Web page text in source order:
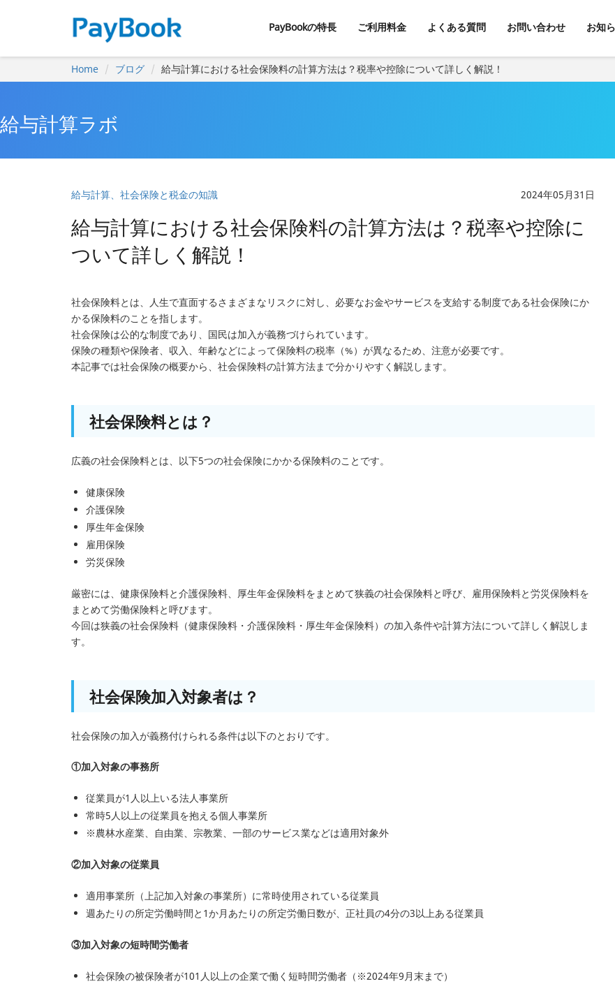
PayBookの特長 ご利用料金 よくある質問 お問い合わせ お知
Home ブログ 給与計算における社会保険料の計算方法は？税率や控除について詳しく解説！
給与計算ラボ
給与計算、社会保険と税金の知識 2024年05月31日
給与計算における社会保険料の計算方法は？税率や控除に
ついて詳しく解説！
社会保険料とは、人生で直面するさまざまなリスクに対し、必要なお金やサービスを支給する制度である社会保険にか
かる保険料のことを指します。
社会保険は公的な制度であり、国民は加入が義務づけられています。
保険の種類や保険者、収入、年齢などによって保険料の税率（%）が異なるため、注意が必要です。
本記事では社会保険の概要から、社会保険料の計算方法まで分かりやすく解説します。
社会保険料とは？
広義の社会保険料とは、以下5つの社会保険にかかる保険料のことです。
健康保険
介護保険
厚生年金保険
雇用保険
労災保険
厳密には、健康保険料と介護保険料、厚生年金保険料をまとめて狭義の社会保険料と呼び、雇用保険料と労災保険料を
まとめて労働保険料と呼びます。
今回は狭義の社会保険料（健康保険料・介護保険料・厚生年金保険料）の加入条件や計算方法について詳しく解説しま
す。
社会保険加入対象者は？
社会保険の加入が義務付けられる条件は以下のとおりです。
①加入対象の事務所
従業員が1人以上いる法人事業所
常時5人以上の従業員を抱える個人事業所
※農林水産業、自由業、宗教業、一部のサービス業などは適用対象外
②加入対象の従業員
適用事業所（上記加入対象の事業所）に常時使用されている従業員
週あたりの所定労働時間と1か月あたりの所定労働日数が、正社員の4分の3以上ある従業員
③加入対象の短時間労働者
社会保険の被保険者が101人以上の企業で働く短時間労働者（※2024年9月末まで）